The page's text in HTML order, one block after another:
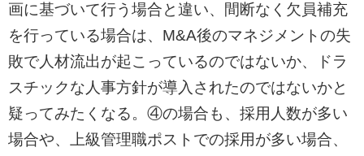
画に基づいて行う場合と違い、間断なく欠員補充
を行っている場合は、M&A後のマネジメントの失
敗で人材流出が起こっているのではないか、ドラ
スチックな人事方針が導入されたのではないかと
疑ってみたくなる。④の場合も、採用人数が多い
場合や、上級管理職ポストでの採用が多い場合、